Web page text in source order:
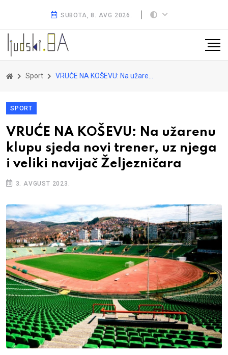
SUBOTA, 8. AVG 2026.
Sport VRUĆE NA KOŠEVU: Na užarenu klupu sjeda novi trener, uz njega i veliki navijač Željezničara
SPORT
VRUĆE NA KOŠEVU: Na užarenu
klupu sjeda novi trener, uz njega
i veliki navijač Željezničara
3. AVGUST 2023.